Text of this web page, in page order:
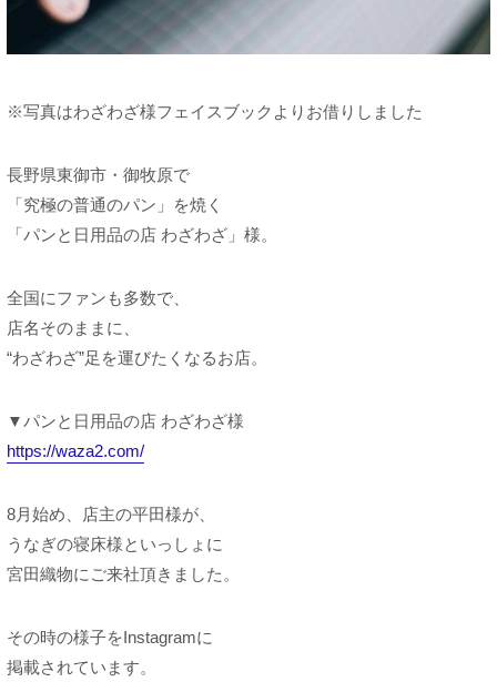
※写真はわざわざ様フェイスブックよりお借りしました
長野県東御市・御牧原で
「究極の普通のパン」を焼く
「パンと日用品の店 わざわざ」様。
全国にファンも多数で、
店名そのままに、
“わざわざ”足を運びたくなるお店。
▼パンと日用品の店 わざわざ様
https://waza2.com/
8月始め、店主の平田様が、
うなぎの寝床様といっしょに
宮田織物にご来社頂きました。
その時の様子をInstagramに
掲載されています。